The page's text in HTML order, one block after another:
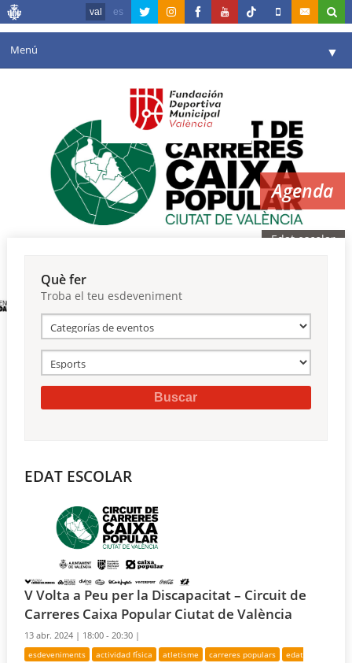
val es
Menú ▼
Instal·lacions
Comunicació ▼
València en esport ▼
Reserves
Agenda
Edat escolar
Què fer
Troba el teu esdeveniment
EDAT ESCOLAR
V Volta a Peu per la Discapacitat – Circuit de
Carreres Caixa Popular Ciutat de València
13 abr. 2024 | 18:00 - 20:30 |
esdeveniments actividad física atletisme carreres populars
edat